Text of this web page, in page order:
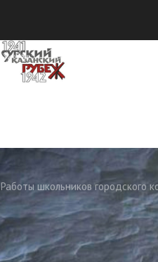
Работы школьников городского